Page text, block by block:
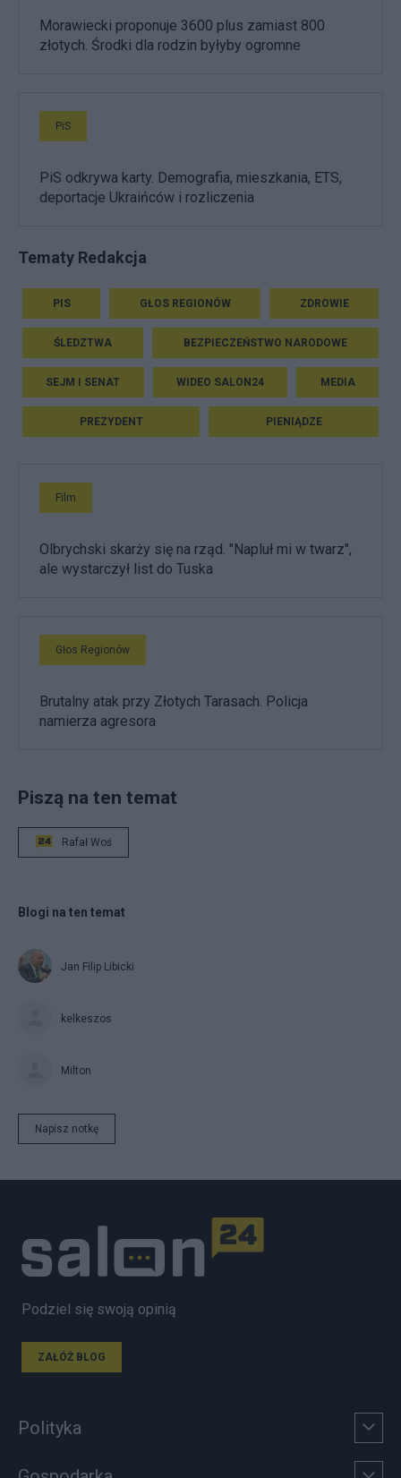
Morawiecki proponuje 3600 plus zamiast 800
złotych. Środki dla rodzin byłyby ogromne
PiS
PiS odkrywa karty. Demografia, mieszkania, ETS,
deportacje Ukraińców i rozliczenia
Tematy Redakcja
PIS GŁOS REGIONÓW ZDROWIE
ŚLEDZTWA BEZPIECZEŃSTWO NARODOWE
SEJM I SENAT WIDEO SALON24 MEDIA
PREZYDENT PIENIĄDZE
Film
Olbrychski skarży się na rząd. "Napluł mi w twarz",
ale wystarczył list do Tuska
Głos Regionów
Brutalny atak przy Złotych Tarasach. Policja
namierza agresora
Piszą na ten temat
Rafał Woś
Blogi na ten temat
Jan Filip Libicki
kelkeszos
Milton
Napisz notkę
Podziel się swoją opinią
ZAŁÓŻ BLOG
Polityka